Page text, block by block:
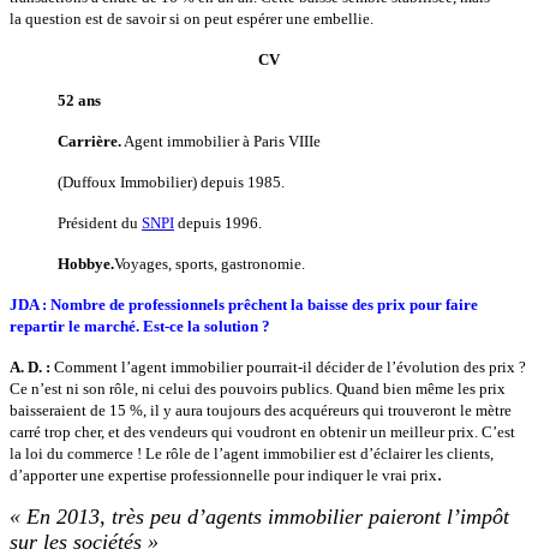
la question est de savoir si on peut espérer une embellie.
CV
52 ans
Carrière. Agent immobilier à Paris VIIIe
(Duffoux Immobilier) depuis 1985.
Président du SNPI depuis 1996.
Hobbye.Voyages, sports, gastronomie.
JDA : Nombre de professionnels prêchent la baisse des prix pour faire
repartir le marché. Est-ce la solution ?
A. D. : Comment l’agent immobilier pourrait-il décider de l’évolution des prix ?
Ce n’est ni son rôle, ni celui des pouvoirs publics. Quand bien même les prix
baisseraient de 15 %, il y aura toujours des acquéreurs qui trouveront le mètre
carré trop cher, et des vendeurs qui voudront en obtenir un meilleur prix. C’est
la loi du commerce ! Le rôle de l’agent immobilier est d’éclairer les clients,
d’apporter une expertise professionnelle pour indiquer le vrai prix.
« En 2013, très peu d’agents immobilier paieront l’impôt
sur les sociétés »